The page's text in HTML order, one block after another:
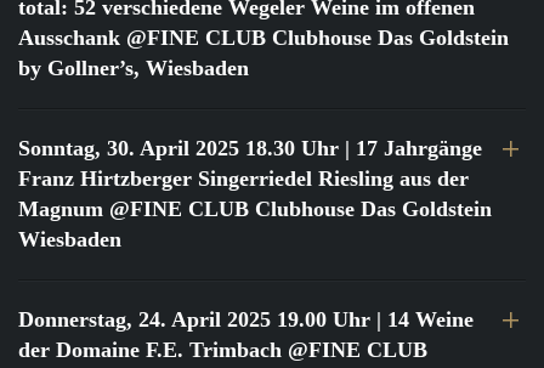
total: 52 verschiedene Wegeler Weine im offenen
Ausschank @FINE CLUB Clubhouse Das Goldstein
by Gollner’s, Wiesbaden
Sonntag, 30. April 2025 18.30 Uhr | 17 Jahrgänge
Franz Hirtzberger Singerriedel Riesling aus der
Magnum @FINE CLUB Clubhouse Das Goldstein
Wiesbaden
Donnerstag, 24. April 2025 19.00 Uhr | 14 Weine
der Domaine F.E. Trimbach @FINE CLUB